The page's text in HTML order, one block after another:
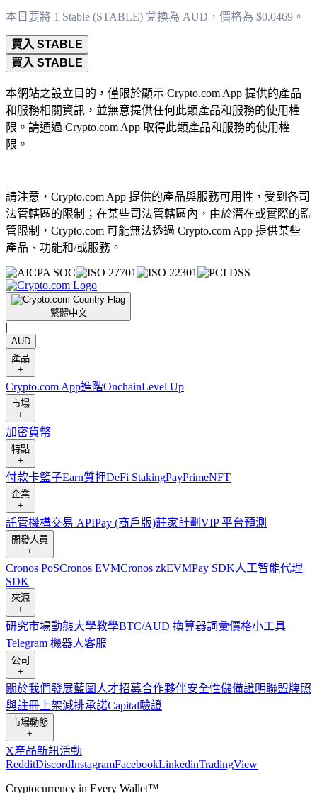
本日要將 1 Stable (STABLE) 兌換為 AUD，價格為 $0.0469。
買入 STABLE
買入 STABLE
本網站之設立目的，僅限於顯示 Crypto.com App 提供的產品
和服務相關資訊，並無意提供任何此類產品和服務的使用權
限。請通過 Crypto.com App 取得此類產品和服務的使用權
限。
請注意，Crypto.com App 提供的產品與服務可用性，受到各司
法管轄區的限制；在某些司法管轄區內，由於潛在或實際的監
管限制，Crypto.com 可能無法透過 Crypto.com App 提供某些
產品、功能和/或服務。
繁體中文
|
AUD
產品
+
Crypto.com App進階OnchainLevel Up
市場
+
加密貨幣
特點
+
付款卡籃子Earn質押DeFi StakingPayPrimeNFT
企業
+
託管機構交易 APIPay (商戶版)莊家計劃 VIP 平台預測
開發人員
+
Cronos PoSCronos EVMCronos zkEVMPay SDK人工智能代理
SDK
來源
+
研究市場動態大學教學BTC/AUD 換算器詞彙價格小工具
Telegram 機器人客服
公司
+
關於我們發展藍圖 人才招募合作夥伴安全性儲備證明聯盟牌照
與註冊 上架減排承諾Capital驗證
市場動態
+
X產品新訊活動
RedditDiscordInstagramFacebookLinkedinTradingView
Cryptocurrency in Every Wallet™